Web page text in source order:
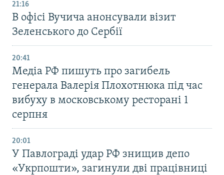
21:16
В офісі Вучича анонсували візит
Зеленського до Сербії
20:41
Медіа РФ пишуть про загибель
генерала Валерія Плохотнюка під час
вибуху в московському ресторані 1
серпня
20:01
У Павлограді удар РФ знищив депо
«Укрпошти», загинули дві працівниці